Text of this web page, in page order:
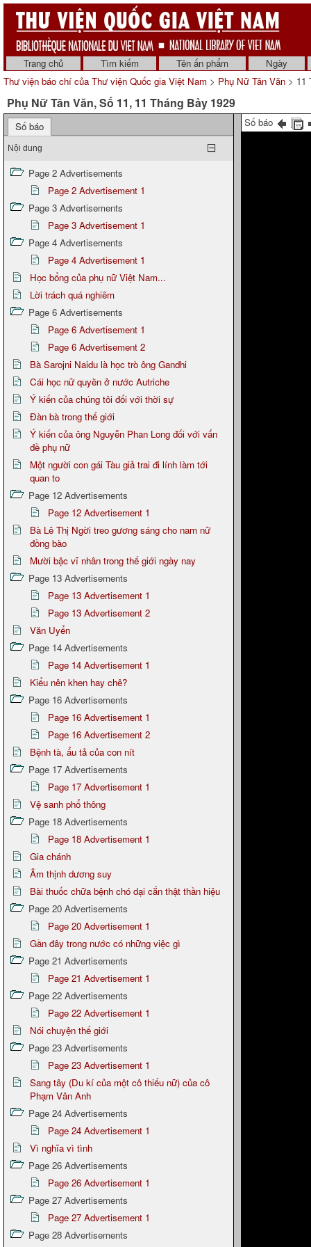
Trang chủ Tìm kiếm Tên ấn phẩm
Ngày
Thư viện báo chí của Thư viện Quốc gia Việt Nam > Phụ Nữ Tân Văn > 11
Phụ Nữ Tân Văn, Số 11, 11 Tháng Bảy 1929
Số báo
Nội dung
Page 2 Advertisements
Page 2 Advertisement 1
Page 3 Advertisements
Page 3 Advertisement 1
Page 4 Advertisements
Page 4 Advertisement 1
Học bổng của phụ nữ Việt Nam...
Lời trách quá nghiêm
Page 6 Advertisements
Page 6 Advertisement 1
Page 6 Advertisement 2
Bà Sarojni Naidu là học trò ông Gandhi
Cái học nữ quyền ở nước Autriche
Ý kiến của chúng tôi đối với thời sự
Đàn bà trong thế giới
Ý kiến của ông Nguyễn Phan Long đối với vấn
đề phụ nữ
Một người con gái Tàu giả trai đi lính làm tới
quan to
Page 12 Advertisements
Page 12 Advertisement 1
Bà Lê Thị Ngời treo gương sáng cho nam nữ
đồng bào
Mười bậc vĩ nhân trong thế giới ngày nay
Page 13 Advertisements
Page 13 Advertisement 1
Page 13 Advertisement 2
Văn Uyển
Page 14 Advertisements
Page 14 Advertisement 1
Kiểu nên khen hay chê?
Page 16 Advertisements
Page 16 Advertisement 1
Page 16 Advertisement 2
Bệnh tà, ẩu tả của con nít
Page 17 Advertisements
Page 17 Advertisement 1
Vệ sanh phổ thông
Page 18 Advertisements
Page 18 Advertisement 1
Gia chánh
Âm thịnh dương suy
Bài thuốc chữa bệnh chó dại cắn thật thần hiệu
Page 20 Advertisements
Page 20 Advertisement 1
Gần đây trong nước có những việc gì
Page 21 Advertisements
Page 21 Advertisement 1
Page 22 Advertisements
Page 22 Advertisement 1
Nói chuyện thế giới
Page 23 Advertisements
Page 23 Advertisement 1
Sang tây (Du kí của một cô thiếu nữ) của cô
Phạm Vân Anh
Page 24 Advertisements
Page 24 Advertisement 1
Vì nghĩa vì tình
Page 26 Advertisements
Page 26 Advertisement 1
Page 27 Advertisements
Page 27 Advertisement 1
Page 28 Advertisements
Số báo